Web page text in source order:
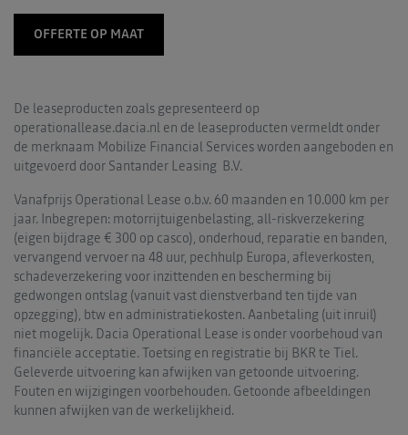
OFFERTE OP MAAT
De leaseproducten zoals gepresenteerd op
operationallease.dacia.nl en de leaseproducten vermeldt onder
de merknaam Mobilize Financial Services worden aangeboden en
uitgevoerd door Santander Leasing B.V.
Vanafprijs Operational Lease o.b.v. 60 maanden en 10.000 km per
jaar. Inbegrepen: motorrijtuigenbelasting, all-riskverzekering
(eigen bijdrage € 300 op casco), onderhoud, reparatie en banden,
vervangend vervoer na 48 uur, pechhulp Europa, afleverkosten,
schadeverzekering voor inzittenden en bescherming bij
gedwongen ontslag (vanuit vast dienstverband ten tijde van
opzegging), btw en administratiekosten. Aanbetaling (uit inruil)
niet mogelijk. Dacia Operational Lease is onder voorbehoud van
financiële acceptatie. Toetsing en registratie bij BKR te Tiel.
Geleverde uitvoering kan afwijken van getoonde uitvoering.
Fouten en wijzigingen voorbehouden. Getoonde afbeeldingen
kunnen afwijken van de werkelijkheid.